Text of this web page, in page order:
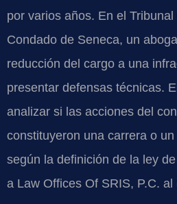
por varios años. En el Tribunal
Condado de Seneca, un
reducción del cargo a una
presentar defensas técnicas.
analizar si las acciones del
constituyeron una carrera o
según la definición de la ley
a Law Offices Of SRIS, P.C.